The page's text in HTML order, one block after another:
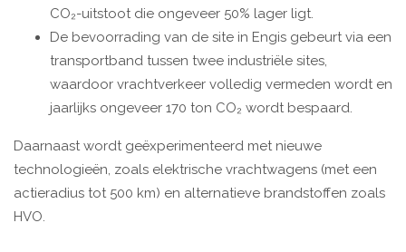
CO₂-uitstoot die ongeveer 50% lager ligt.
De bevoorrading van de site in Engis gebeurt via een
transportband tussen twee industriële sites,
waardoor vrachtverkeer volledig vermeden wordt en
jaarlijks ongeveer 170 ton CO₂ wordt bespaard.
Daarnaast wordt geëxperimenteerd met nieuwe
technologieën, zoals elektrische vrachtwagens (met een
actieradius tot 500 km) en alternatieve brandstoffen zoals
HVO.